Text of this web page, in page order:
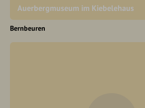
Auerbergmuseum im Kiebelehaus
Bernbeuren